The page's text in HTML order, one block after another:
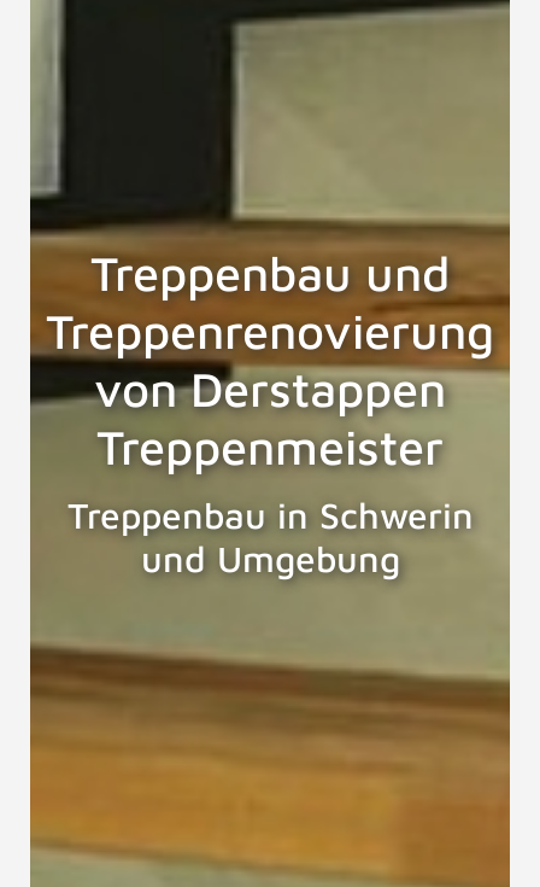
Treppenbau und
Treppenrenovierung
von Derstappen
Treppenmeister
Treppenbau in Schwerin
und Umgebung